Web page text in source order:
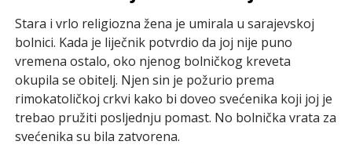
Stara i vrlo religiozna žena je umirala u sarajevskoj
bolnici. Kada je liječnik potvrdio da joj nije puno
vremena ostalo, oko njenog bolničkog kreveta
okupila se obitelj. Njen sin je požurio prema
rimokatoličkoj crkvi kako bi doveo svećenika koji joj je
trebao pružiti posljednju pomast. No bolnička vrata za
svećenika su bila zatvorena.